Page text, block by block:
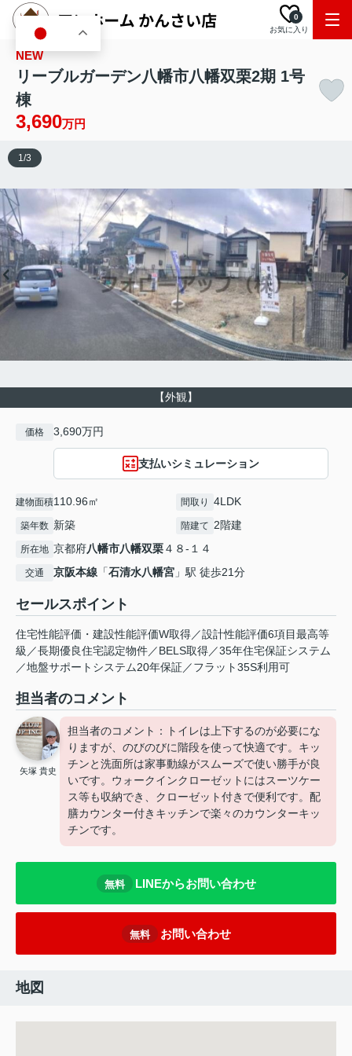
お気に入り
0
NEW
リーブルガーデン八幡市八幡双栗2期 1号
棟
3,690万円
【外観】
1/3
価格 3,690万円
支払いシミュレーション
建物面積110.96㎡ 間取り 4LDK
築年数 新築 階建て 2階建
所在地 京都府八幡市八幡双栗４８-１４
交通 京阪本線 「石清水八幡宮 」駅 徒歩21分
セールスポイント
住宅性能評価・建設性能評価W取得／設計性能評価6項目最高等
級／長期優良住宅認定物件／BELS取得／35年住宅保証システム
／地盤サポートシステム20年保証／フラット35S利用可
担当者のコメント
矢塚 貴史
担当者のコメント：トイレは上下するのが必要にな
りますが、のびのびに階段を使って快適です。キッ
チンと洗面所は家事動線がスムーズで使い勝手が良
いです。ウォークインクローゼットにはスーツケー
ス等も収納でき、クローゼット付きで便利です。配
膳カウンター付きキッチンで楽々のカウンターキッ
チンです。
無料 LINEからお問い合わせ
無料 お問い合わせ
地図